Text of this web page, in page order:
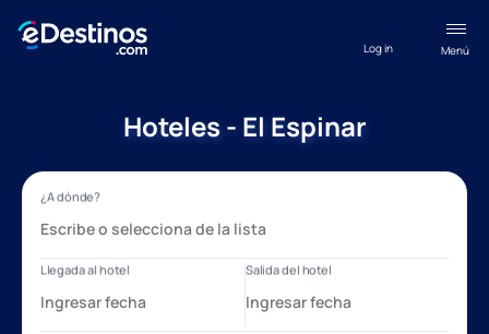
Menú
Log in
Hoteles - El Espinar